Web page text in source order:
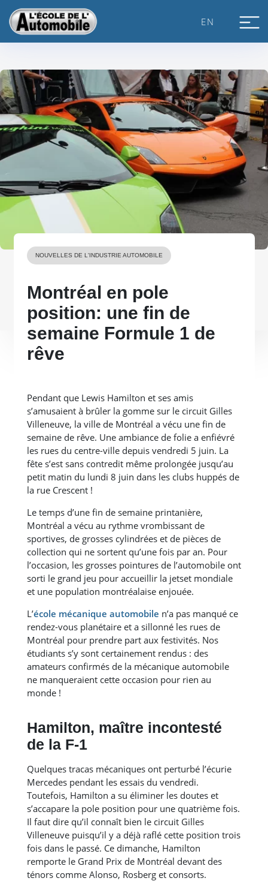
content
EN
NOUVELLES DE L'INDUSTRIE AUTOMOBILE
Montréal en pole
position: une fin de
semaine Formule 1 de
rêve
Pendant que Lewis Hamilton et ses amis
s’amusaient à brûler la gomme sur le circuit Gilles
Villeneuve, la ville de Montréal a vécu une fin de
semaine de rêve. Une ambiance de folie a enfiévré
les rues du centre-ville depuis vendredi 5 juin. La
fête s’est sans contredit même prolongée jusqu’au
petit matin du lundi 8 juin dans les clubs huppés de
la rue Crescent !
Le temps d’une fin de semaine printanière,
Montréal a vécu au rythme vrombissant de
sportives, de grosses cylindrées et de pièces de
collection qui ne sortent qu’une fois par an. Pour
l’occasion, les grosses pointures de l’automobile ont
sorti le grand jeu pour accueillir la jetset mondiale
et une population montréalaise enjouée.
L’école mécanique automobile n’a pas manqué ce
rendez-vous planétaire et a sillonné les rues de
Montréal pour prendre part aux festivités. Nos
étudiants s’y sont certainement rendus : des
amateurs confirmés de la mécanique automobile
ne manqueraient cette occasion pour rien au
monde !
Hamilton, maître incontesté
de la F-1
Quelques tracas mécaniques ont perturbé l’écurie
Mercedes pendant les essais du vendredi.
Toutefois, Hamilton a su éliminer les doutes et
s’accapare la pole position pour une quatrième fois.
Il faut dire qu’il connaît bien le circuit Gilles
Villeneuve puisqu’il y a déjà raflé cette position trois
fois dans le passé. Ce dimanche, Hamilton
remporte le Grand Prix de Montréal devant des
ténors comme Alonso, Rosberg et consorts.